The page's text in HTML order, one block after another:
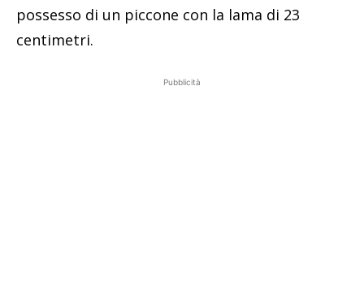
possesso di un piccone con la lama di 23
centimetri.
Pubblicità